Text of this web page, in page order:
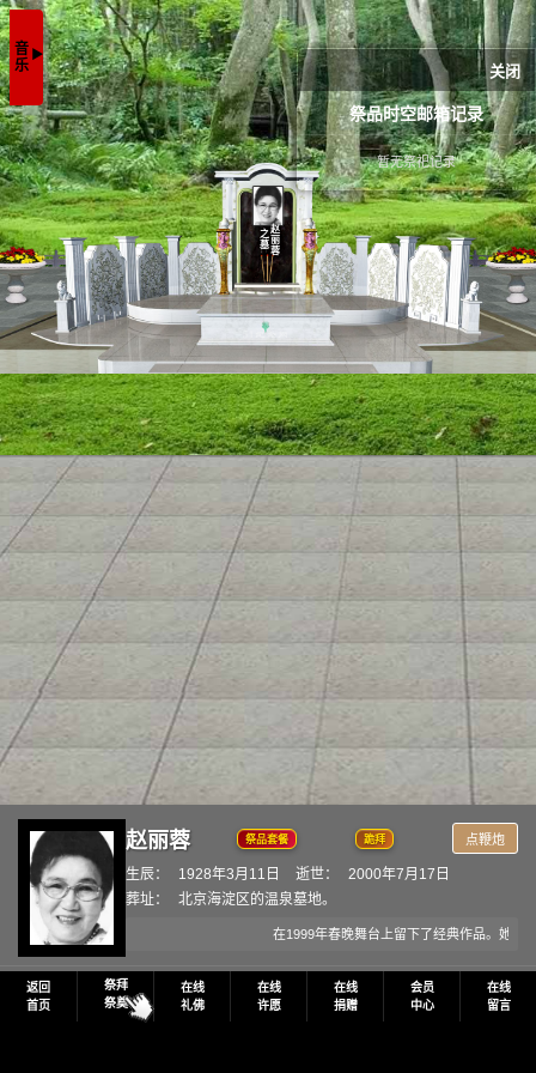
▶
音乐 关闭
祭品时空邮箱记录
暂无祭祀记录
赵丽蓉
之墓
赵丽蓉 祭品套餐 跪拜 点鞭炮
生辰： 1928年3月11日 逝世：
2000年7月17日
葬址：
北京海淀区的温泉墓地。
在1999年春晚舞台上留下了经典作品。她用
返回
首页
祭拜
祭奠
在线
礼佛
在线
许愿
在线
捐赠
会员
中心
在线
留言